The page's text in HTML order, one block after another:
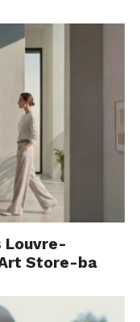
Louvre-
Store-ba